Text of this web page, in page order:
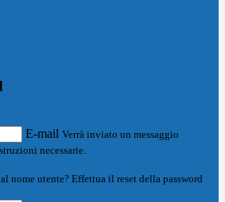
E-mail Verrà inviato un messaggio
necessarie.
nome utente? Effettua il reset della password